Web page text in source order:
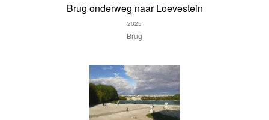
Brug onderweg naar Loevestein
2025
Brug